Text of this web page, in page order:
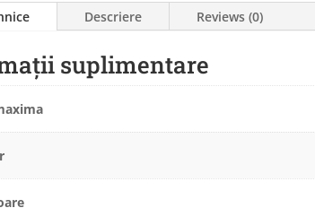
Descriere Reviews (0)
suplimentare